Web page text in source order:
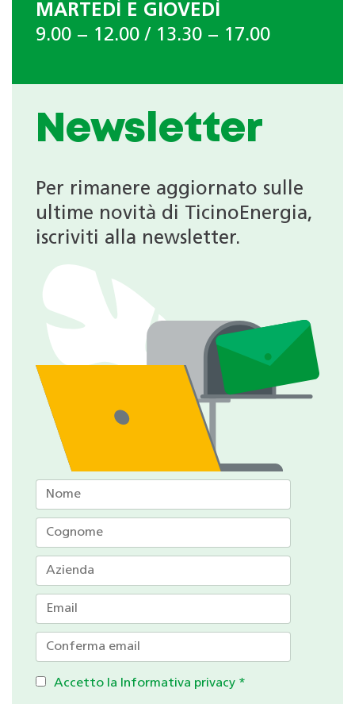
MARTEDÌ E GIOVEDÌ
9.00 − 12.00 / 13.30 − 17.00
Newsletter
Per rimanere aggiornato sulle
ultime novità di TicinoEnergia,
iscriviti alla newsletter.
Accetto la Informativa privacy *